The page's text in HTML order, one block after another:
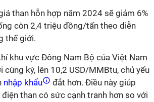
than hỗn hợp năm 2024 sẽ giảm 6%
còn 2,4 triệu đồng/tấn theo diễn
thế giới.
khu vực Đông Nam Bộ của Việt Nam
cùng kỳ, lên 10,2 USD/MMBtu, chủ yếu
nhập khẩu
đắt hơn. Điều này giúp
than có sức cạnh tranh hơn so với